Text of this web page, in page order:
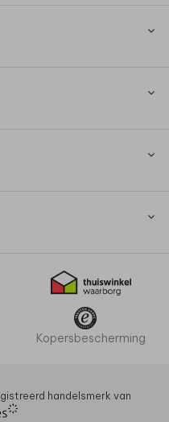
Kopersbescherming
handelsmerk van